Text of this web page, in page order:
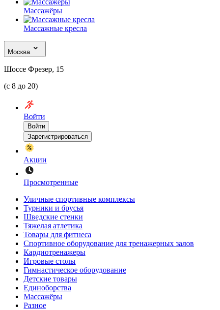
Массажёры
Массажные кресла
Москва
Шоссе Фрезер, 15
(с 8 до 20)
Войти
Войти
Зарегистрироваться
Акции
Просмотренные
Уличные спортивные комплексы
Турники и брусья
Шведские стенки
Тяжелая атлетика
Товары для фитнеса
Спортивное оборудование для тренажерных залов
Кардиотренажеры
Игровые столы
Гимнастическое оборудование
Детские товары
Единоборства
Массажёры
Разное